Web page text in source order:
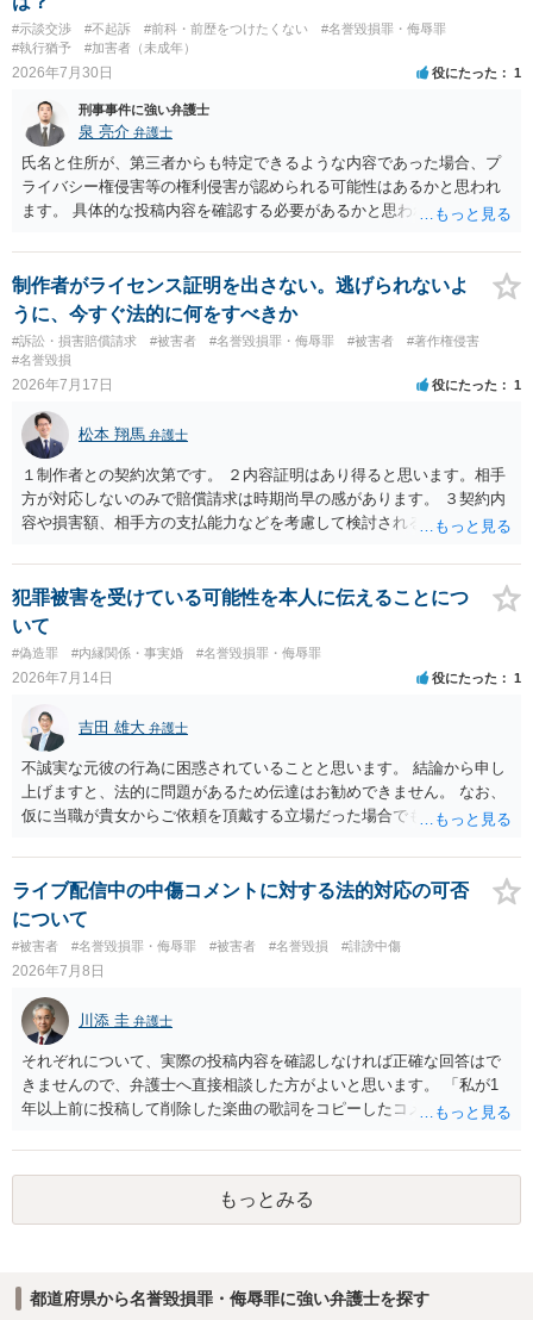
#示談交渉 #不起訴 #前科・前歴をつけたくない
#名誉毀損罪・侮辱罪
#執行猶予
#加害者（未成年）
2026年7月30日 役にたった 1
刑事事件に強い弁護士
泉 亮介 弁護士
氏名と住所が、第三者からも特定できるような内容であった場合、プ
ライバシー権侵害等の権利侵害が認められる可能性はあるかと思われ
ます。 具体的な投稿内容を確認する必要があるかと思われますので、
でしょう。
制作者がライセンス証明を出さない。逃げられないよ
うに、今すぐ法的に何をすべきか
#訴訟・損害賠償請求 #被害者 #名誉毀損罪・侮辱罪 #被害者
#著作権侵害
#名誉毀損
2026年7月17日 役にたった 1
松本 翔馬 弁護士
１制作者との契約次第です。 ２内容証明はあり得ると思います。相手
方が対応しないのみで賠償請求は時期尚早の感があります。 ３契約内
容や損害額、相手方の支払能力などを考慮して検討されるとよいでし
求する場合もありますが、認められるのはごく一部です。 ５事案の詳
細な検討が必要です。遅延損害金の発生なども確認するとよいでしょ
う。 ６弁護士に窓口を一本化して、直接連絡を避けることも方法の一
つです。
犯罪被害を受けている可能性を本人に伝えることにつ
いて
#偽造罪 #内縁関係・事実婚 #名誉毀損罪・侮辱罪
2026年7月14日 役にたった 1
吉田 雄大 弁護士
不誠実な元彼の行為に困惑されていることと思います。 結論から申し
上げますと、法的に問題があるため伝達はお勧めできません。 なお、
仮に当職が貴女からご依頼を頂戴する立場だった場合でも、女性の夫
す。 文書偽造の事実を当該男性に伝達することは、事実上、妻が不倫
していたことを伝えるのと同じ効果をもちます。もちろん不倫はよく
ないことですが、それを別の方（とりわけ、女性にとって最も知られ
たくない相手である夫）に事実上であれ伝えることは別の法的問題
（プライバシー権侵害の問題）が発生します。
ライブ配信中の中傷コメントに対する法的対応の可否
について
#被害者 #名誉毀損罪・侮辱罪 #被害者 #名誉毀損 #誹謗中傷
2026年7月8日
川添 圭 弁護士
それぞれについて、実際の投稿内容を確認しなければ正確な回答はで
きませんので、弁護士へ直接相談した方がよいと思います。 「私が1
年以上前に投稿して削除した楽曲の歌詞をコピーしたコメント」とい
毀損の可能性がありますが、それ以外の意味であれば回答は変わりま
す。 「私が学生時代にいじられていた」ことは、単にそれだけでは権
利侵害とは言い難いところです（いじめの事実をアウティングされ
た、といった意味であれば権利侵害性が出てくる可能性はあります
もっとみる
都道府県から名誉毀損罪・侮辱罪に強い弁護士を探す